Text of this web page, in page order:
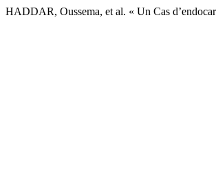
HADDAR, Oussema, et al. « Un Cas